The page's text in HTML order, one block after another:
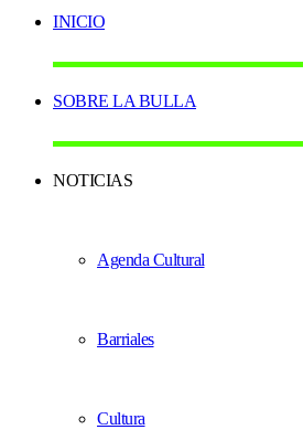
INICIO
SOBRE LA BULLA
NOTICIAS
Agenda Cultural
Barriales
Cultura